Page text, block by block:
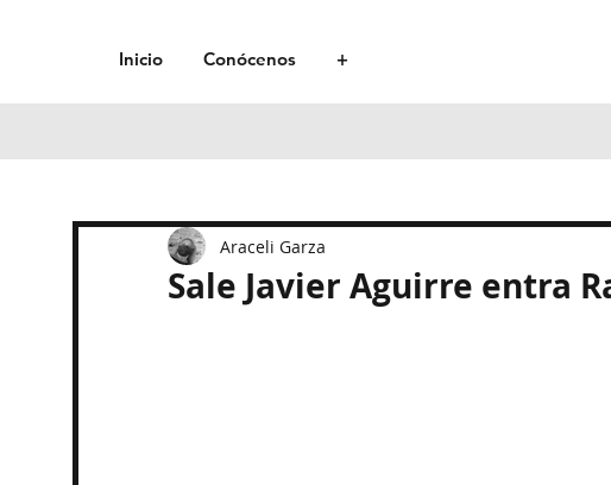
Inicio Conócenos +
Sale Javier Aguirre entra
Araceli Garza